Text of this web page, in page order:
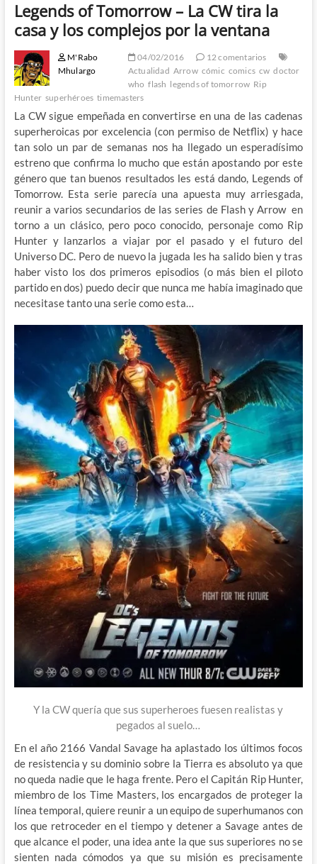
Legends of Tomorrow – La CW tira la
casa y los complejos por la ventana
M'Rabo
Mhulargo
04/02/2016
12 comentarios
Actualidad Arrow cómic comics cw doctor
who flash legends of tomorrow Rip
Hunter superhéroes timemasters
La CW sigue empeñada en convertirse en una de las cadenas
superheroicas por excelencia (con permiso de Netflix) y hace
tan solo un par de semanas nos ha llegado un esperadísimo
estreno que confirma lo mucho que están apostando por este
género que tan buenos resultados les está dando, Legends of
Tomorrow. Esta serie parecía una apuesta muy arriesgada,
reunir a varios secundarios de las series de Flash y Arrow en
torno a un clásico, pero poco conocido, personaje como Rip
Hunter y lanzarlos a viajar por el pasado y el futuro del
Universo DC. Pero de nuevo la jugada les ha salido bien y tras
haber visto los dos primeros episodios (o más bien el piloto
partido en dos) puedo decir que nunca me había imaginado que
necesitase tanto una serie como esta…
Y la CW quería que sus superheroes fuesen realistas y
pegados al suelo…
En el año 2166 Vandal Savage ha aplastado los últimos focos
de resistencia y su dominio sobre la Tierra es absoluto ya que
no queda nadie que le haga frente. Pero el Capitán Rip Hunter,
miembro de los Time Masters, los encargados de proteger la
línea temporal, quiere reunir a un equipo de superhumanos con
los que retroceder en el tiempo y detener a Savage antes de
que alcance el poder, una idea ante la que sus superiores no se
sienten nada cómodos ya que su misión es precisamente